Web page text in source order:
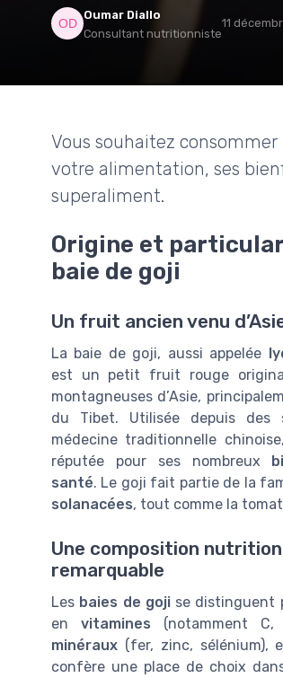
Oumar Diallo
Consultant nutritionniste
11
Vous souhaitez
votre alimentation, ses
superaliment.
Origine et
baie de goji
Un fruit ancien venu
La baie de goji, aussi appelée
est un petit fruit rouge
montagneuses d’Asie,
du Tibet. Utilisée depuis des
médecine traditionnelle
réputée pour ses nombreux
santé. Le goji fait partie de la
solanacées, tout comme la
Une composition
remarquable
Les baies de gojise distinguent
envitamines (notamment
minéraux (fer, zinc, sélénium),
confère une place de choix